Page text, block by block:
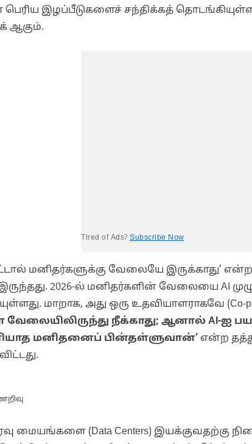
இழப்பீடுகளைச் சந்திக்கத்
ஆகும்.
Tired of Ads? Subscribe Now
மனிதர்களுக்கு வேலையே இருக்காது’
2026-ல் மனிதர்களின் வேலையை AI
மாறாக, அது ஒரு உதவியாளராகவே (Co-
நீக்காது; ஆனால் AI-ஐ
மனிதனைப் பின்தள்ளுவான்’ என்ற
மையங்களை (Data Centers) இயக்குவதற்கு